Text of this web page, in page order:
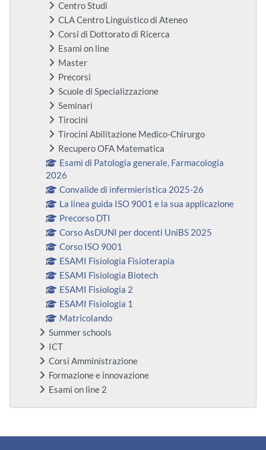
Centro Studi
CLA Centro Linguistico di Ateneo
Corsi di Dottorato di Ricerca
Esami on line
Master
Precorsi
Scuole di Specializzazione
Seminari
Tirocini
Tirocini Abilitazione Medico-Chirurgo
Recupero OFA Matematica
Esami di Patologia generale, Farmacologia
2026
Convalide di infermieristica 2025-26
La linea guida ISO 9001 e la sua applicazione
Precorso DTI
Corso AsDUNI per docenti UniBS 2025
Corso ISO 9001
ESAMI Fisiologia Fisioterapia
ESAMI Fisiologia Biotech
ESAMI Fisiologia 2
ESAMI Fisiologia 1
Matricolando
Summer schools
ICT
Corsi Amministrazione
Formazione e innovazione
Esami on line 2
Blocchi supplementari